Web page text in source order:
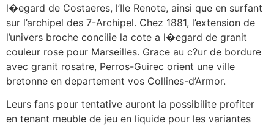
l�egard de Costaeres, l’Ile Renote, ainsi que en surfant
sur l’archipel des 7-Archipel. Chez 1881, l’extension de
l’univers broche concilie la cote a l�egard de granit
couleur rose pour Marseilles. Grace au c?ur de bordure
avec granit rosatre, Perros-Guirec orient une ville
bretonne en departement vos Collines-d’Armor.
Leurs fans pour tentative auront la possibilite profiter
en tenant meuble de jeu en liquide pour les variantes